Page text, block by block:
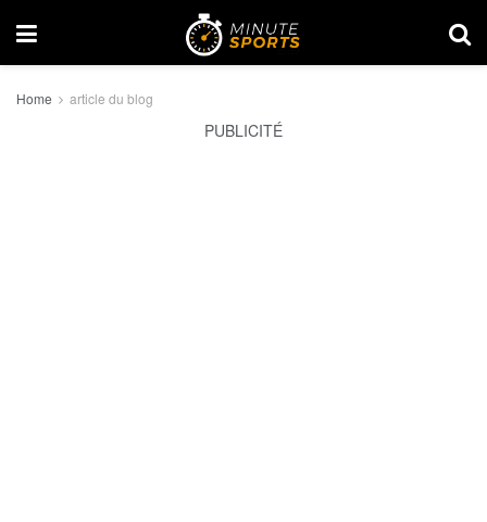
Home article du blog
PUBLICITÉ